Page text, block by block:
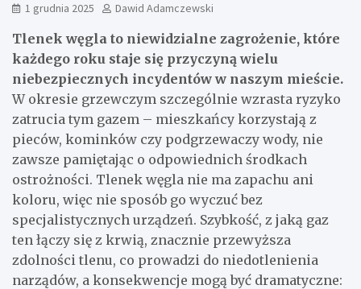
1 grudnia 2025 Dawid Adamczewski
Tlenek węgla to niewidzialne zagrożenie, które
każdego roku staje się przyczyną wielu
niebezpiecznych incydentów w naszym mieście.
W okresie grzewczym szczególnie wzrasta ryzyko
zatrucia tym gazem – mieszkańcy korzystają z
pieców, kominków czy podgrzewaczy wody, nie
zawsze pamiętając o odpowiednich środkach
ostrożności. Tlenek węgla nie ma zapachu ani
koloru, więc nie sposób go wyczuć bez
specjalistycznych urządzeń. Szybkość, z jaką gaz
ten łączy się z krwią, znacznie przewyższa
zdolności tlenu, co prowadzi do niedotlenienia
narządów, a konsekwencje mogą być dramatyczne: